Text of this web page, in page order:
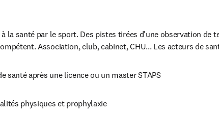
la santé par le sport. Des pistes tirées d'une observation de
Association, club, cabinet, CHU... Les acteurs de
santé après une licence ou un master STAPS
physiques et prophylaxie